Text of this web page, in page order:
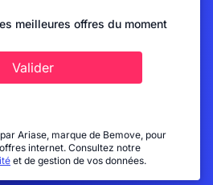
meilleures offres du moment
Valider
Ariase, marque de Bemove, pour
internet. Consultez notre
et de gestion de vos données.